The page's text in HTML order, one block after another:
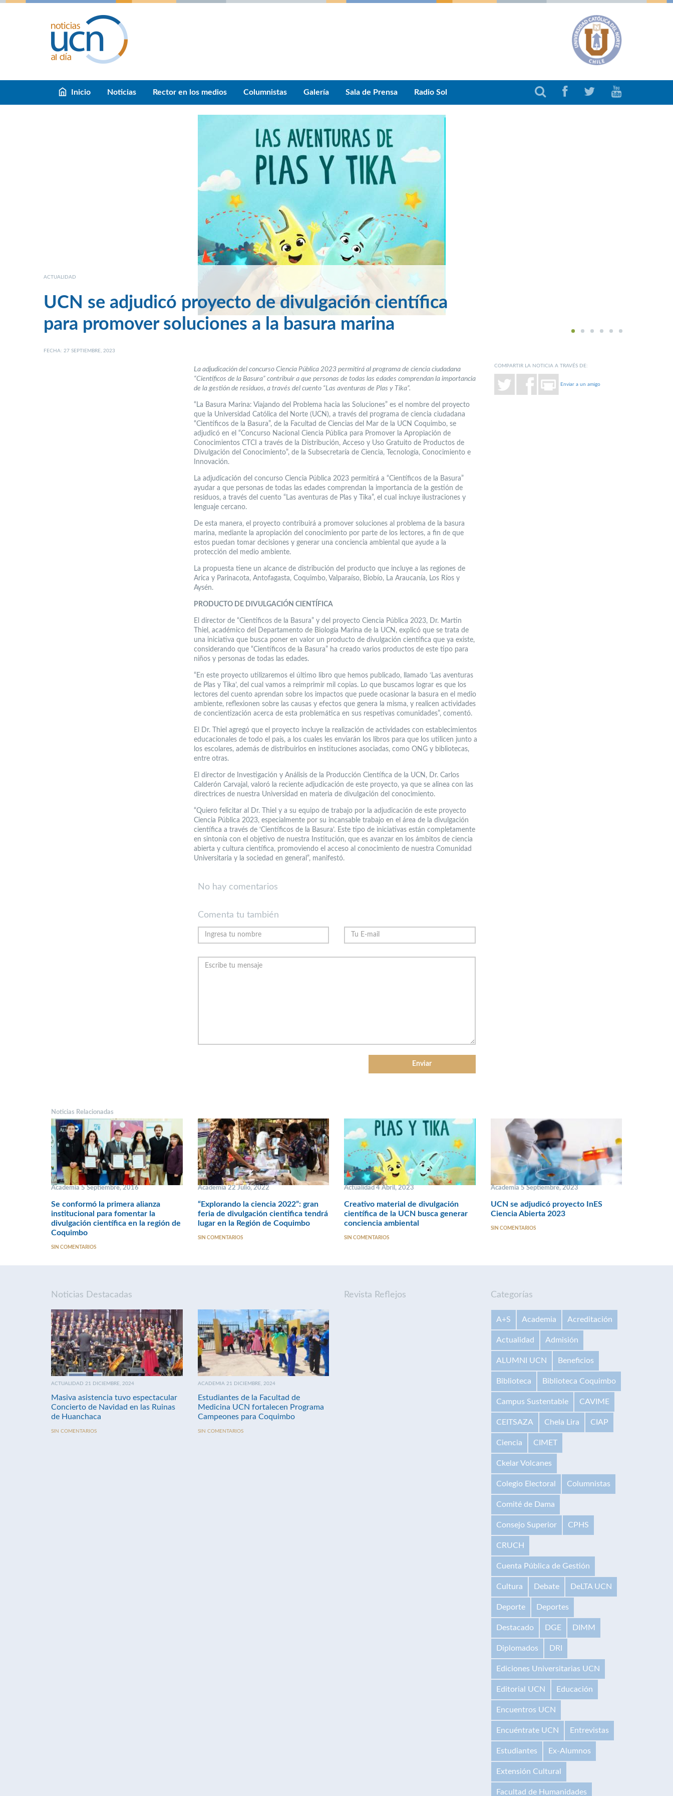
Inicio Noticias Rector en los medios Columnistas Galería Sala de Prensa Radio Sol
1 2 3 4 5 6
ACTUALIDAD
UCN se adjudicó proyecto de divulgación científica
para promover soluciones a la basura marina
FECHA: 27 SEPTIEMBRE, 2023
La adjudicación del concurso Ciencia Pública 2023 permitirá al programa de ciencia ciudadana
“Científicos de la Basura” contribuir a que personas de todas las edades comprendan la importancia
de la gestión de residuos, a través del cuento “Las aventuras de Plas y Tika”.
“La Basura Marina: Viajando del Problema hacia las Soluciones” es el nombre del proyecto
que la Universidad Católica del Norte (UCN), a través del programa de ciencia ciudadana
“Científicos de la Basura”, de la Facultad de Ciencias del Mar de la UCN Coquimbo, se
adjudicó en el “Concurso Nacional Ciencia Pública para Promover la Apropiación de
Conocimientos CTCI a través de la Distribución, Acceso y Uso Gratuito de Productos de
Divulgación del Conocimiento”, de la Subsecretaría de Ciencia, Tecnología, Conocimiento e
Innovación.
La adjudicación del concurso Ciencia Pública 2023 permitirá a “Científicos de la Basura”
ayudar a que personas de todas las edades comprendan la importancia de la gestión de
residuos, a través del cuento “Las aventuras de Plas y Tika”, el cual incluye ilustraciones y
lenguaje cercano.
De esta manera, el proyecto contribuirá a promover soluciones al problema de la basura
marina, mediante la apropiación del conocimiento por parte de los lectores, a fin de que
estos puedan tomar decisiones y generar una conciencia ambiental que ayude a la
protección del medio ambiente.
La propuesta tiene un alcance de distribución del producto que incluye a las regiones de
Arica y Parinacota, Antofagasta, Coquimbo, Valparaíso, Biobío, La Araucanía, Los Ríos y
Aysén.
PRODUCTO DE DIVULGACIÓN CIENTÍFICA
El director de “Científicos de la Basura” y del proyecto Ciencia Pública 2023, Dr. Martin
Thiel, académico del Departamento de Biología Marina de la UCN, explicó que se trata de
una iniciativa que busca poner en valor un producto de divulgación científica que ya existe,
considerando que “Científicos de la Basura” ha creado varios productos de este tipo para
niños y personas de todas las edades.
“En este proyecto utilizaremos el último libro que hemos publicado, llamado ‘Las aventuras
de Plas y Tika’, del cual vamos a reimprimir mil copias. Lo que buscamos lograr es que los
lectores del cuento aprendan sobre los impactos que puede ocasionar la basura en el medio
ambiente, reflexionen sobre las causas y efectos que genera la misma, y realicen actividades
de concientización acerca de esta problemática en sus respetivas comunidades”, comentó.
El Dr. Thiel agregó que el proyecto incluye la realización de actividades con establecimientos
educacionales de todo el país, a los cuales les enviarán los libros para que los utilicen junto a
los escolares, además de distribuirlos en instituciones asociadas, como ONG y bibliotecas,
entre otras.
El director de Investigación y Análisis de la Producción Científica de la UCN, Dr. Carlos
Calderón Carvajal, valoró la reciente adjudicación de este proyecto, ya que se alinea con las
directrices de nuestra Universidad en materia de divulgación del conocimiento.
“Quiero felicitar al Dr. Thiel y a su equipo de trabajo por la adjudicación de este proyecto
Ciencia Pública 2023, especialmente por su incansable trabajo en el área de la divulgación
científica a través de ‘Científicos de la Basura’. Este tipo de iniciativas están completamente
en sintonía con el objetivo de nuestra Institución, que es avanzar en los ámbitos de ciencia
abierta y cultura científica, promoviendo el acceso al conocimiento de nuestra Comunidad
Universitaria y la sociedad en general”, manifestó.
COMPARTIR LA NOTICIA A TRAVÉS DE:
Enviar a un amigo
No hay comentarios
Comenta tu también
Noticias Relacionadas
Academia 5 Septiembre, 2016
Se conformó la primera alianza
institucional para fomentar la
divulgación científica en la región de
Coquimbo
SIN COMENTARIOS
Academia 22 Julio, 2022
“Explorando la ciencia 2022”: gran
feria de divulgación cientifica tendrá
lugar en la Región de Coquimbo
SIN COMENTARIOS
Actualidad 4 Abril, 2023
Creativo material de divulgación
científica de la UCN busca generar
conciencia ambiental
SIN COMENTARIOS
Academia 5 Septiembre, 2023
UCN se adjudicó proyecto InES
Ciencia Abierta 2023
SIN COMENTARIOS
Noticias Destacadas
ACTUALIDAD 21 DICIEMBRE, 2024
Masiva asistencia tuvo espectacular
Concierto de Navidad en las Ruinas
de Huanchaca
SIN COMENTARIOS
ACADEMIA 21 DICIEMBRE, 2024
Estudiantes de la Facultad de
Medicina UCN fortalecen Programa
Campeones para Coquimbo
SIN COMENTARIOS
Revista Reflejos Categorías
A+S Academia Acreditación
Actualidad Admisión
ALUMNI UCN Beneficios
Biblioteca Biblioteca Coquimbo
Campus Sustentable CAVIME
CEITSAZA Chela Lira CIAP
Ciencia CIMET
Ckelar Volcanes
Colegio Electoral Columnistas
Comité de Dama
Consejo Superior CPHS
CRUCH
Cuenta Pública de Gestión
Cultura Debate DeLTA UCN
Deporte Deportes
Destacado DGE DIMM
Diplomados DRI
Ediciones Universitarias UCN
Editorial UCN Educación
Encuentros UCN
Encuéntrate UCN Entrevistas
Estudiantes Ex-Alumnos
Extensión Cultural
Facultad de Humanidades